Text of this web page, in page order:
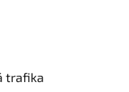
trafika